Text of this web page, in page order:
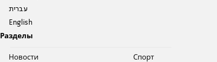
עברית
English
Разделы
Новости
Спорт